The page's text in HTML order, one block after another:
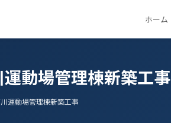
ホーム
動場管理棟新築工事
運動場管理棟新築工事